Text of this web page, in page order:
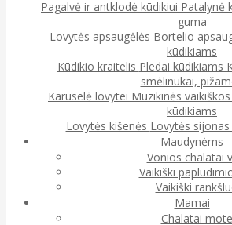
Pagalvė ir antklodė kūdikiui Patalynė
guma
Lovytės apsaugėlės Bortelio
kūdikiams
Kūdikio kraitelis Pledai kūdikiams
smėlinukai,
Karuselė lovytei Muzikinės
kūdikiams
Lovytės kišenės Lovytės sijonas
Maudynėms
Vonios chalatai
Vaikiški
Vaikiški
Mamai
Chalatai